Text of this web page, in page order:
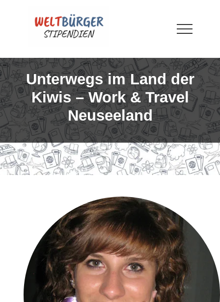
Stipendien
Menu
Unterwegs im Land der
Kiwis – Work & Travel
Neuseeland